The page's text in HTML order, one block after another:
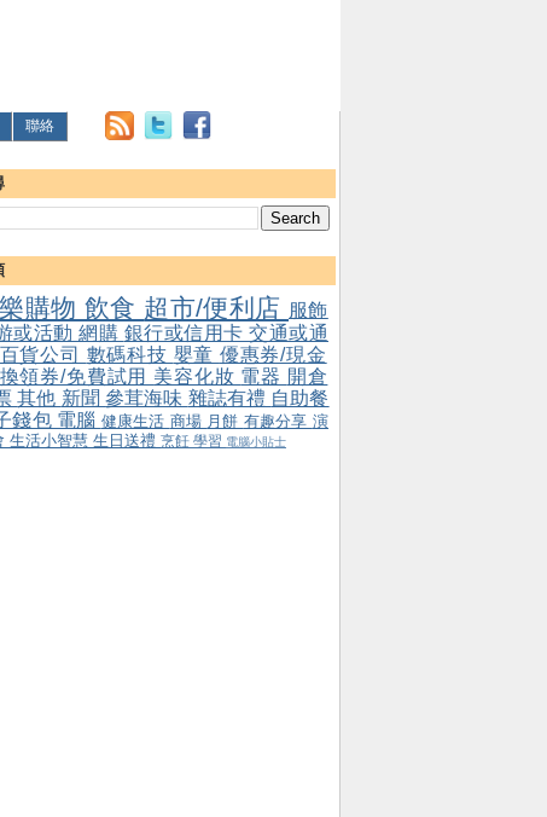
聯絡
購物 飲食 超市/便利店 服飾
或活動 網購 銀行或信用卡 交通或通
百貨公司 數碼科技 嬰童 優惠券/現金
領券/免費試用 美容化妝 電器 開倉
其他 新聞參茸海味 雜誌有禮 自助餐
錢包 電腦 健康生活 商場 月餅 有趣分享 演
生活小智慧 生日送禮 烹飪 學習 電腦小貼士